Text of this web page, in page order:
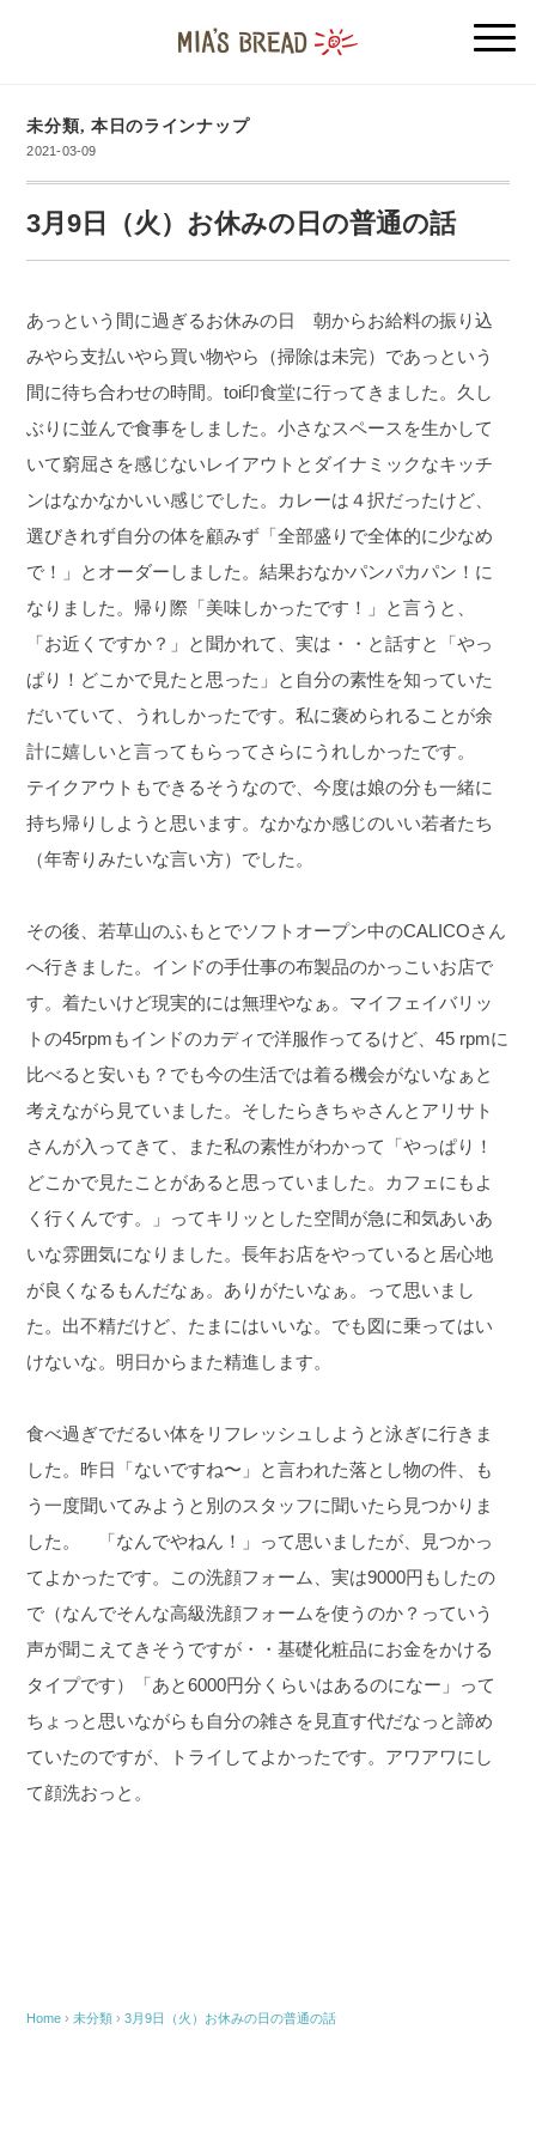
未分類, 本日のラインナップ
2021-03-09
3月9日（火）お休みの日の普通の話
あっという間に過ぎるお休みの日 朝からお給料の振り込
みやら支払いやら買い物やら（掃除は未完）であっという
間に待ち合わせの時間。toi印食堂に行ってきました。久し
ぶりに並んで食事をしました。小さなスペースを生かして
いて窮屈さを感じないレイアウトとダイナミックなキッチ
ンはなかなかいい感じでした。カレーは４択だったけど、
選びきれず自分の体を顧みず「全部盛りで全体的に少なめ
で！」とオーダーしました。結果おなかパンパカパン！に
なりました。帰り際「美味しかったです！」と言うと、
「お近くですか？」と聞かれて、実は・・と話すと「やっ
ぱり！どこかで見たと思った」と自分の素性を知っていた
だいていて、うれしかったです。私に褒められることが余
計に嬉しいと言ってもらってさらにうれしかったです。
テイクアウトもできるそうなので、今度は娘の分も一緒に
持ち帰りしようと思います。なかなか感じのいい若者たち
（年寄りみたいな言い方）でした。
その後、若草山のふもとでソフトオープン中のCALICOさん
へ行きました。インドの手仕事の布製品のかっこいお店で
す。着たいけど現実的には無理やなぁ。マイフェイバリッ
トの45rpmもインドのカディで洋服作ってるけど、45 rpmに
比べると安いも？でも今の生活では着る機会がないなぁと
考えながら見ていました。そしたらきちゃさんとアリサト
さんが入ってきて、また私の素性がわかって「やっぱり！
どこかで見たことがあると思っていました。カフェにもよ
く行くんです。」ってキリッとした空間が急に和気あいあ
いな雰囲気になりました。長年お店をやっていると居心地
が良くなるもんだなぁ。ありがたいなぁ。って思いまし
た。出不精だけど、たまにはいいな。でも図に乗ってはい
けないな。明日からまた精進します。
食べ過ぎでだるい体をリフレッシュしようと泳ぎに行きま
した。昨日「ないですね〜」と言われた落とし物の件、も
う一度聞いてみようと別のスタッフに聞いたら見つかりま
した。 「なんでやねん！」って思いましたが、見つかっ
てよかったです。この洗顔フォーム、実は9000円もしたの
で（なんでそんな高級洗顔フォームを使うのか？っていう
声が聞こえてきそうですが・・基礎化粧品にお金をかける
タイプです）「あと6000円分くらいはあるのになー」って
ちょっと思いながらも自分の雑さを見直す代だなっと諦め
ていたのですが、トライしてよかったです。アワアワにし
て顔洗おっと。
Home ›未分類 ›3月9日（火）お休みの日の普通の話